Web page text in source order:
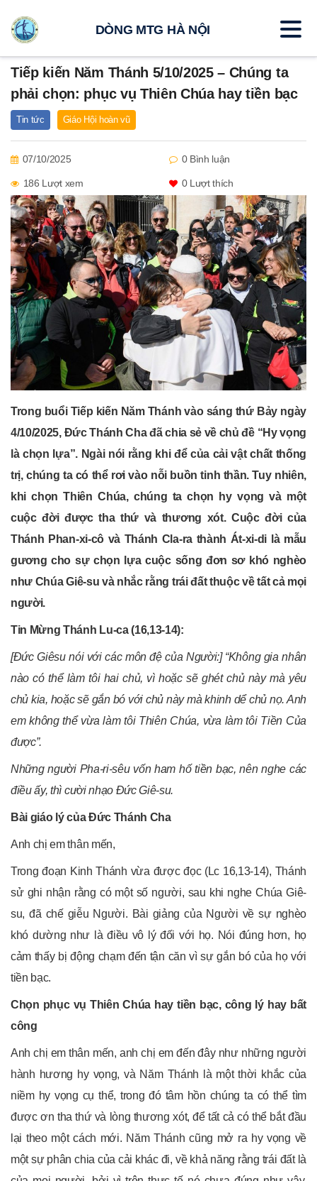
Tiếp kiến Năm Thánh 5/10/2025 – Chúng ta
phải chọn: phục vụ Thiên Chúa hay tiền bạc
Tin tức Giáo Hội hoàn vũ
07/10/2025 0 Bình luận
186 Lượt xem 0Lượt thích
Trong buổi Tiếp kiến Năm Thánh vào sáng thứ Bảy ngày
4/10/2025, Đức Thánh Cha đã chia sẻ về chủ đề “Hy vọng
là chọn lựa”. Ngài nói rằng khi để của cải vật chất thống
trị, chúng ta có thể rơi vào nỗi buồn tinh thần. Tuy nhiên,
khi chọn Thiên Chúa, chúng ta chọn hy vọng và một
cuộc đời được tha thứ và thương xót. Cuộc đời của
Thánh Phan-xi-cô và Thánh Cla-ra thành Át-xi-di là mẫu
gương cho sự chọn lựa cuộc sống đơn sơ khó nghèo
như Chúa Giê-su và nhắc rằng trái đất thuộc về tất cả mọi
người.
Tin Mừng Thánh Lu-ca (16,13-14):
[Đức Giêsu nói với các môn đệ của Người:] “Không gia nhân
nào có thể làm tôi hai chủ, vì hoặc sẽ ghét chủ này mà yêu
chủ kia, hoặc sẽ gắn bó với chủ này mà khinh dể chủ nọ. Anh
em không thể vừa làm tôi Thiên Chúa, vừa làm tôi Tiền Của
được”.
Những người Pha-ri-sêu vốn ham hố tiền bạc, nên nghe các
điều ấy, thì cười nhạo Đức Giê-su.
Bài giáo lý của Đức Thánh Cha
Anh chị em thân mến,
Trong đoạn Kinh Thánh vừa được đọc (Lc 16,13-14), Thánh
sử ghi nhận rằng có một số người, sau khi nghe Chúa Giê-
su, đã chế giễu Người. Bài giảng của Người về sự nghèo
khó dường như là điều vô lý đối với họ. Nói đúng hơn, họ
cảm thấy bị động chạm đến tận căn vì sự gắn bó của họ với
tiền bạc.
Chọn phục vụ Thiên Chúa hay tiền bạc, công lý hay bất
công
Anh chị em thân mến, anh chị em đến đây như những người
hành hương hy vọng, và Năm Thánh là một thời khắc của
niềm hy vọng cụ thể, trong đó tâm hồn chúng ta có thể tìm
được ơn tha thứ và lòng thương xót, để tất cả có thể bắt đầu
lại theo một cách mới. Năm Thánh cũng mở ra hy vọng về
một sự phân chia của cải khác đi, về khả năng rằng trái đất là
DÒNG MTG HÀ NỘI